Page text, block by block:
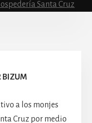
BIZUM
a los monjes
Cruz por medio